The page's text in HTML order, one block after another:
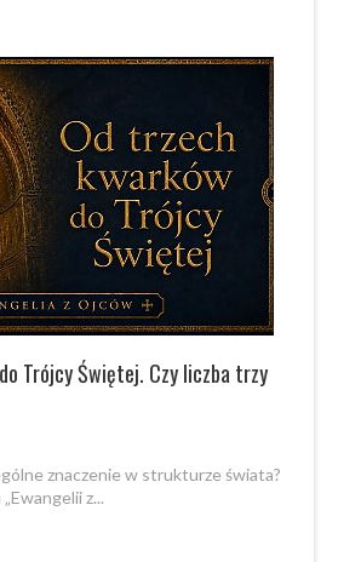
Trójcy Świętej. Czy liczba trzy
znaczenie w strukturze świata?
z...